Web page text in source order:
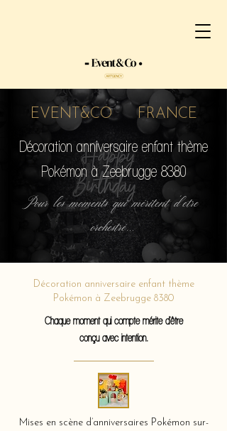
EVENT&CO FRANCE
Décoration anniversaire enfant thème
Pokémon à Zeebrugge 8380
Pour les moments qui méritent d'etre
orchestré...
Décoration anniversaire enfant thème
Pokémon à Zeebrugge 8380
Chaque moment qui compte mérite d'être
conçu avec intention.
Mises en scène d’anniversaires Pokémon sur-